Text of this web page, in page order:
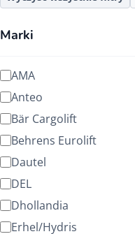
Marki
AMA
Anteo
Bär Cargolift
Behrens Eurolift
Dautel
DEL
Dhollandia
Erhel/Hydris